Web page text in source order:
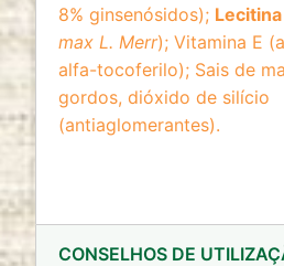
8% ginsenósidos);
max L. Merr); Vitamina E
alfa-tocoferilo); Sais de
gordos, dióxido de silício
(antiaglomerantes).
CONSELHOS DE